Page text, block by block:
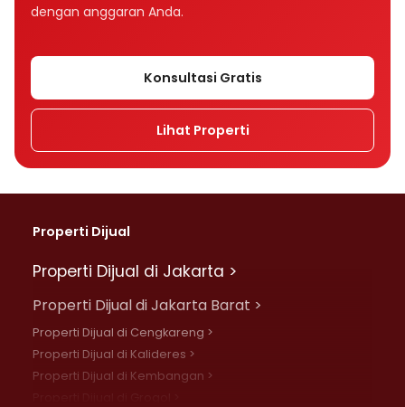
dengan anggaran Anda.
Konsultasi Gratis
Lihat Properti
Properti Dijual
Properti Dijual di Jakarta >
Properti Dijual di Jakarta Barat >
Properti Dijual di Cengkareng >
Properti Dijual di Kalideres >
Properti Dijual di Kembangan >